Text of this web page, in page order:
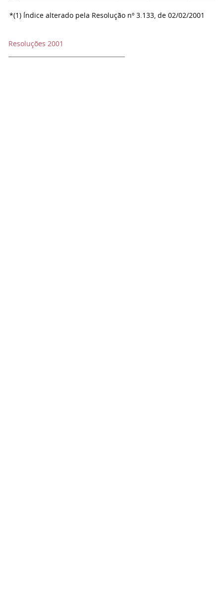
*(1) Índice alterado pela Resolução nº 3.133, de 02/02/2001
Resoluções 2001